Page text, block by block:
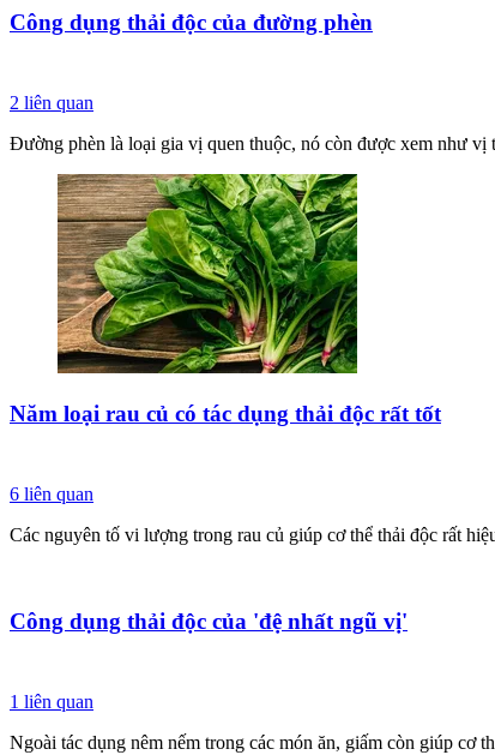
Công dụng thải độc của đường phèn
2 liên quan
Đường phèn là loại gia vị quen thuộc, nó còn được xem như vị
Năm loại rau củ có tác dụng thải độc rất tốt
6 liên quan
Các nguyên tố vi lượng trong rau củ giúp cơ thể thải độc rất
Công dụng thải độc của 'đệ nhất ngũ vị'
1 liên quan
Ngoài tác dụng nêm nếm trong các món ăn, giấm còn giúp cơ